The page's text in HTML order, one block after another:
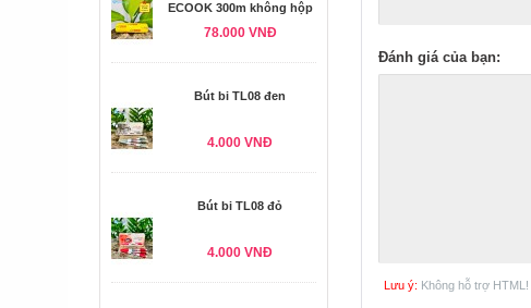
ECOOK 300m không hộp
78.000 VNĐ
Bút bi TL08 đen
4.000 VNĐ
Bút bi TL08 đỏ
4.000 VNĐ
Đánh giá của bạn:
Lưu ý: Không hỗ trợ HTML!